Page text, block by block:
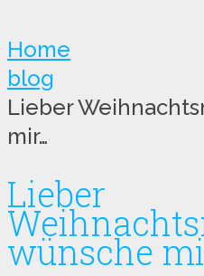
Home
blog
Lieber
mir…
Lieber
wünsche